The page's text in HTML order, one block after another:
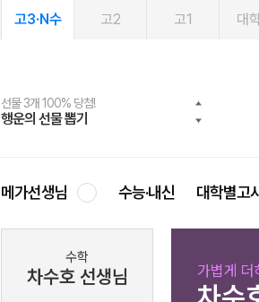
고3·N수 고2 고1 대
선물 3개 100% 당첨!
행운의 선물 뽑기
선물 100% 증정!
메가스터디 X 올리브
여름방학 스터디 캐시백
메가런 썸머스쿨
2027 러셀 단과
강사 공개선발
스마트러닝앱
설문 EVENT
메가패스
3일 무료 체험권
메가패스 수강생 무료혜택!
메가클럽 멤버십
사회공헌 캠페인
희망이룸 메가나눔
메가선생님 수능·내신 대학별고
수학
차수호 선생님 가볍게